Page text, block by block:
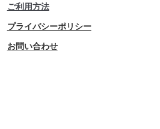
ご利用方法
プライバシーポリシー
お問い合わせ